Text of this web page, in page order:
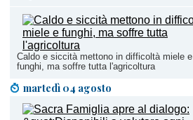
Caldo e siccità mettono in difficoltà miele e
funghi, ma soffre tutta l'agricoltura
martedì 04 agosto